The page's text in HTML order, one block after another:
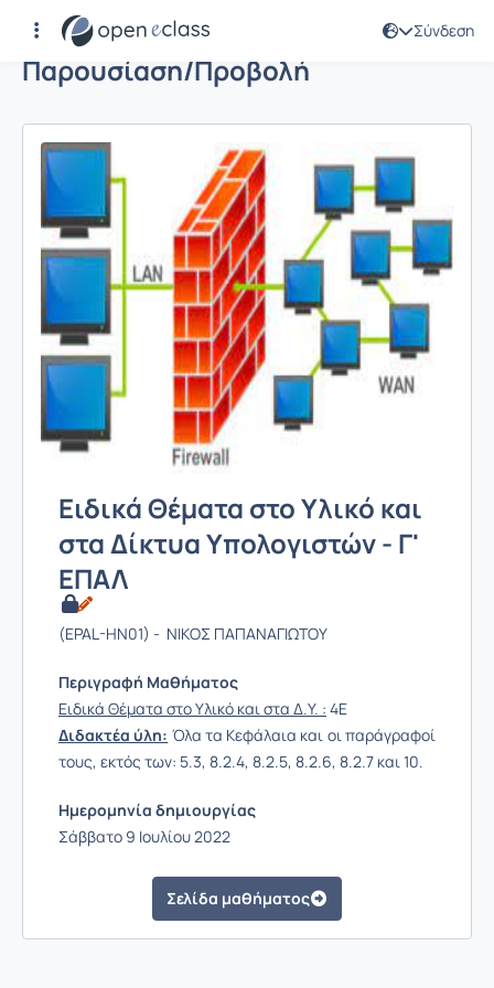
Σύνδεση
Παρουσίαση/Προβολή
Ειδικά Θέματα στο Υλικό και
στα Δίκτυα Υπολογιστών - Γ'
ΕΠΑΛ
(EPAL-HN01) - ΝΙΚΟΣ ΠΑΠΑΝΑΓΙΩΤΟΥ
Περιγραφή Μαθήματος
Ειδικά Θέματα στο Υλικό και στα Δ.Υ. : 4Ε
Διδακτέα ύλη: Όλα τα Κεφάλαια και οι παράγραφοί
τους, εκτός των: 5.3, 8.2.4, 8.2.5, 8.2.6, 8.2.7 και 10.
Ημερομηνία δημιουργίας
Σάββατο 9 Ιουλίου 2022
Σελίδα μαθήματος